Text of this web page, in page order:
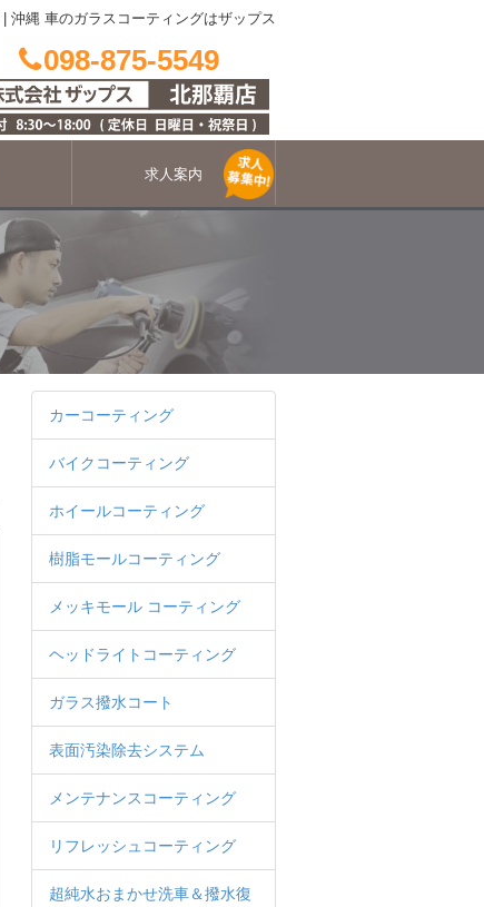
沖縄 車のガラスコーティングはザップス
098-875-5549
求人案内
カーコーティング
バイクコーティング
ホイールコーティング
樹脂モールコーティング
メッキモール コーティング
ヘッドライトコーティング
ガラス撥水コート
表面汚染除去システム
メンテナンスコーティング
リフレッシュコーティング
超純水おまかせ洗車＆撥水復